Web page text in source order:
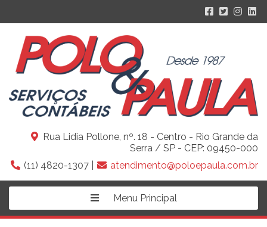
Rua Lidia Pollone, nº. 18 - Centro - Rio Grande da
Serra / SP - CEP: 09450-000
(11) 4820-1307 |
atendimento@poloepaula.com.br
Menu Principal